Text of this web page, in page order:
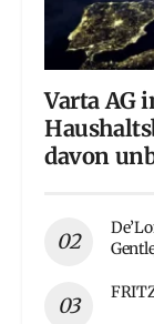
Varta AG
davon